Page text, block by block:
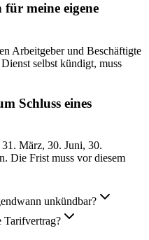
meine eigene
Arbeitgeber und Beschäftigte
selbst kündigt, muss
Schluss eines
März, 30. Juni, 30.
Die Frist muss vor diesem
unkündbar?
Tarifvertrag?